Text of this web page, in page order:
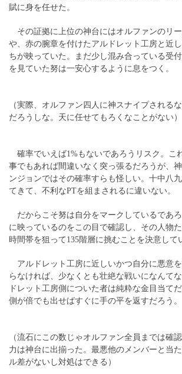
賦に身を任せた。
その証拠に上位の神台にはオルファンのリ
や、赤の腕章を付けたアルドレット工房と近
ちが映っていた。まだ少し混み合っている受
を見ていた努は一安心するように息をつく。
（実際、オルファン四人に神スナイプされる
だろうしな。天に任せてもろくなことがない）
確率でいえば1%もないであろうリスク。こ
事でもあれば間違いなく突っ張るだろうが、
ンジョンではその確率すらも怪しい。十中八
てきて、不利なPTを組まされるに違いない。
だからこそ努は自分をマークしているであ
に映っているのをこの目で確認し、その人物
時間帯を狙って135階層に挑むことを決意して
アルドレット工房に近しいかつ自分に悪意
らなければ、少なくとも壮絶な戦いになんて
ドレット工房側についた者は純粋な金目当て
側が倍でも出せばすぐに手の平を返すだろう。
（流石にこの数じゃオルファン全員までは確
力は神台に出揃った。最悪他のメンバーと当
ル差がないし対処はできる）